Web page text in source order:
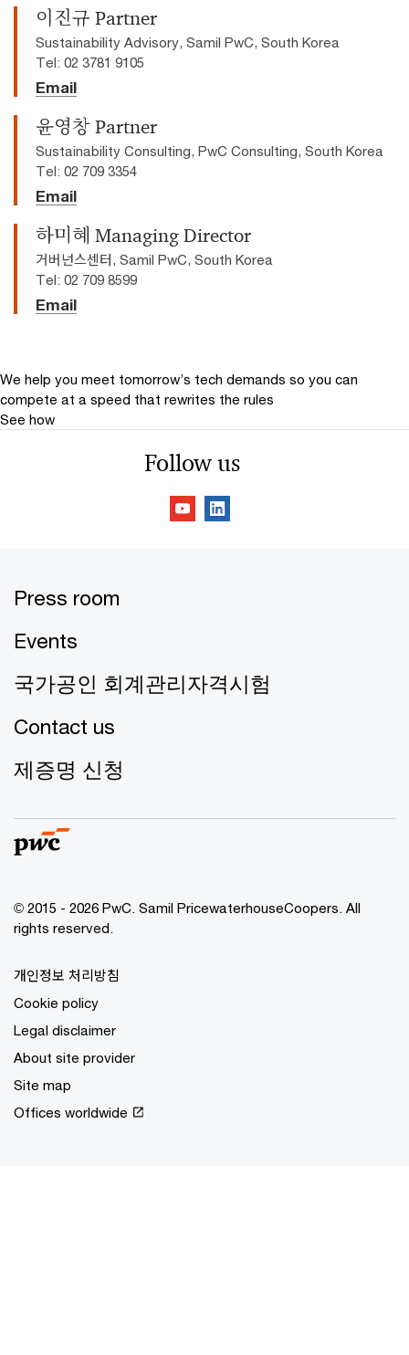
이진규 Partner
Sustainability Advisory, Samil PwC, South Korea
Tel: 02 3781 9105
Email
윤영창 Partner
Sustainability Consulting, PwC Consulting, South Korea
Tel: 02 709 3354
Email
하미혜 Managing Director
거버넌스센터, Samil PwC, South Korea
Tel: 02 709 8599
Email
We help you meet tomorrow’s tech demands so you can
compete at a speed that rewrites the rules
See how
Follow us
Press room
Events
국가공인 회계관리자격시험
Contact us
제증명 신청
© 2015 - 2026 PwC. Samil PricewaterhouseCoopers. All
rights reserved.
개인정보 처리방침
Cookie policy
Legal disclaimer
About site provider
Site map
Offices worldwide